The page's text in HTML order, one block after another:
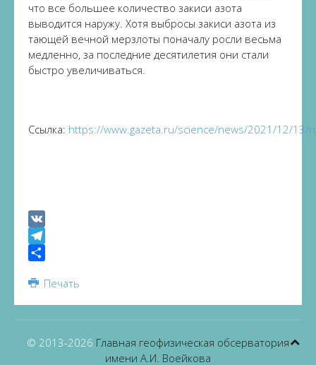
что все большее количество закиси азота
выводится наружу. Хотя выбросы закиси азота из
тающей вечной мерзлоты поначалу росли весьма
медленно, за последние десятилетия они стали
быстро увеличиваться.
Ссылка: https://www.gazeta.ru/science/news/2021/12/13/
VK
Telegram
Печать
© 2013-2026 Главная геофизическая обсерватория
имени А.И. Воейкова